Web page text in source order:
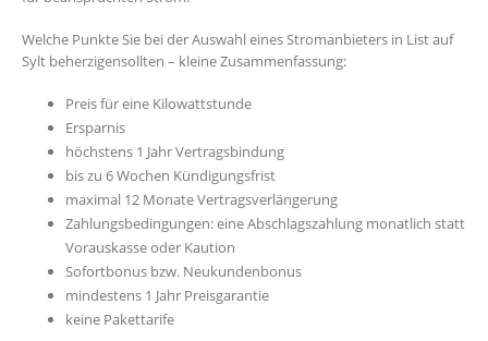
Welche Punkte Sie bei der Auswahl eines Stromanbieters in List auf
Sylt beherzigensollten – kleine Zusammenfassung:
Preis für eine Kilowattstunde
Ersparnis
höchstens 1 Jahr Vertragsbindung
bis zu 6 Wochen Kündigungsfrist
maximal 12 Monate Vertragsverlängerung
Zahlungsbedingungen: eine Abschlagszahlung monatlich statt
Vorauskasse oder Kaution
Sofortbonus bzw. Neukundenbonus
mindestens 1 Jahr Preisgarantie
keine Pakettarife